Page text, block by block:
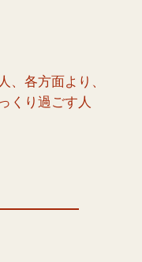
、各方面より、
くり過ごす人